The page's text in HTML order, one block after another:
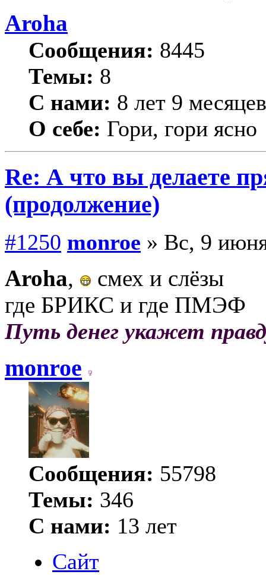
Aroha
Сообщения: 8445
Темы: 8
С нами: 8 лет 9 месяцев
О себе: Гори, гори ясно
Re: А что вы делаете
(продолжение)
#1250 monroe » Вс, 9
Aroha,
смех и слёзы
где БРИКС и где ПМЭФ
Путь денег укажет
monroe
Сообщения: 55798
Темы: 346
С нами: 13 лет
Сайт